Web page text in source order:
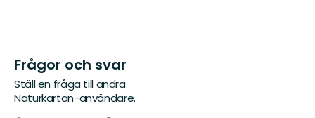
Frågor och svar
Ställ en fråga till andra
Naturkartan-användare.